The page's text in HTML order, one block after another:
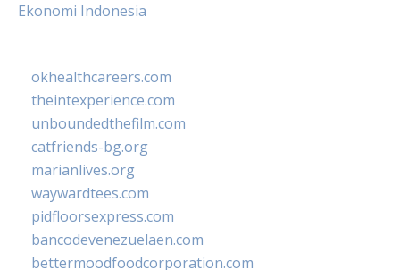
Ekonomi Indonesia
okhealthcareers.com
theintexperience.com
unboundedthefilm.com
catfriends-bg.org
marianlives.org
waywardtees.com
pidfloorsexpress.com
bancodevenezuelaen.com
bettermoodfoodcorporation.com